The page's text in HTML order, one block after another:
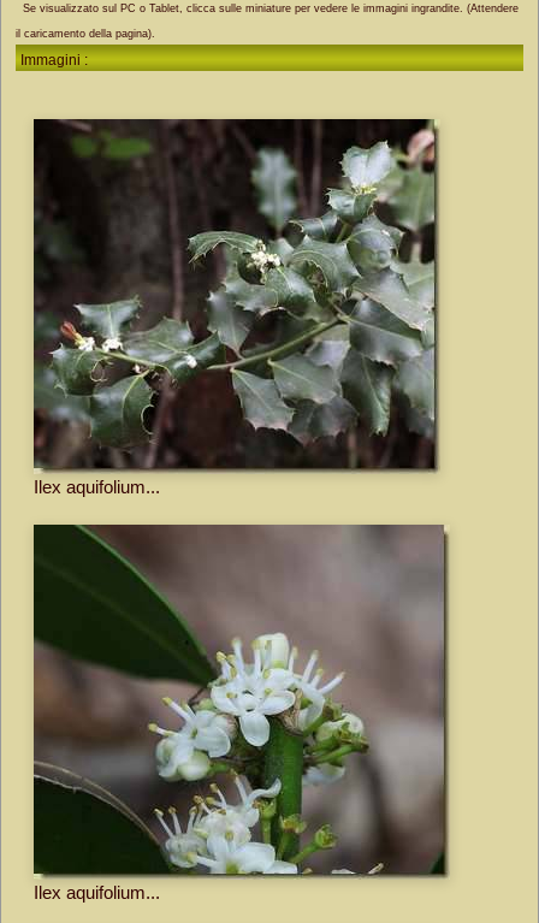
Se visualizzato sul PC o Tablet, clicca sulle miniature per vedere le immagini ingrandite. (Attendere
il caricamento della pagina).
Immagini :
Ilex aquifolium...
Ilex aquifolium...